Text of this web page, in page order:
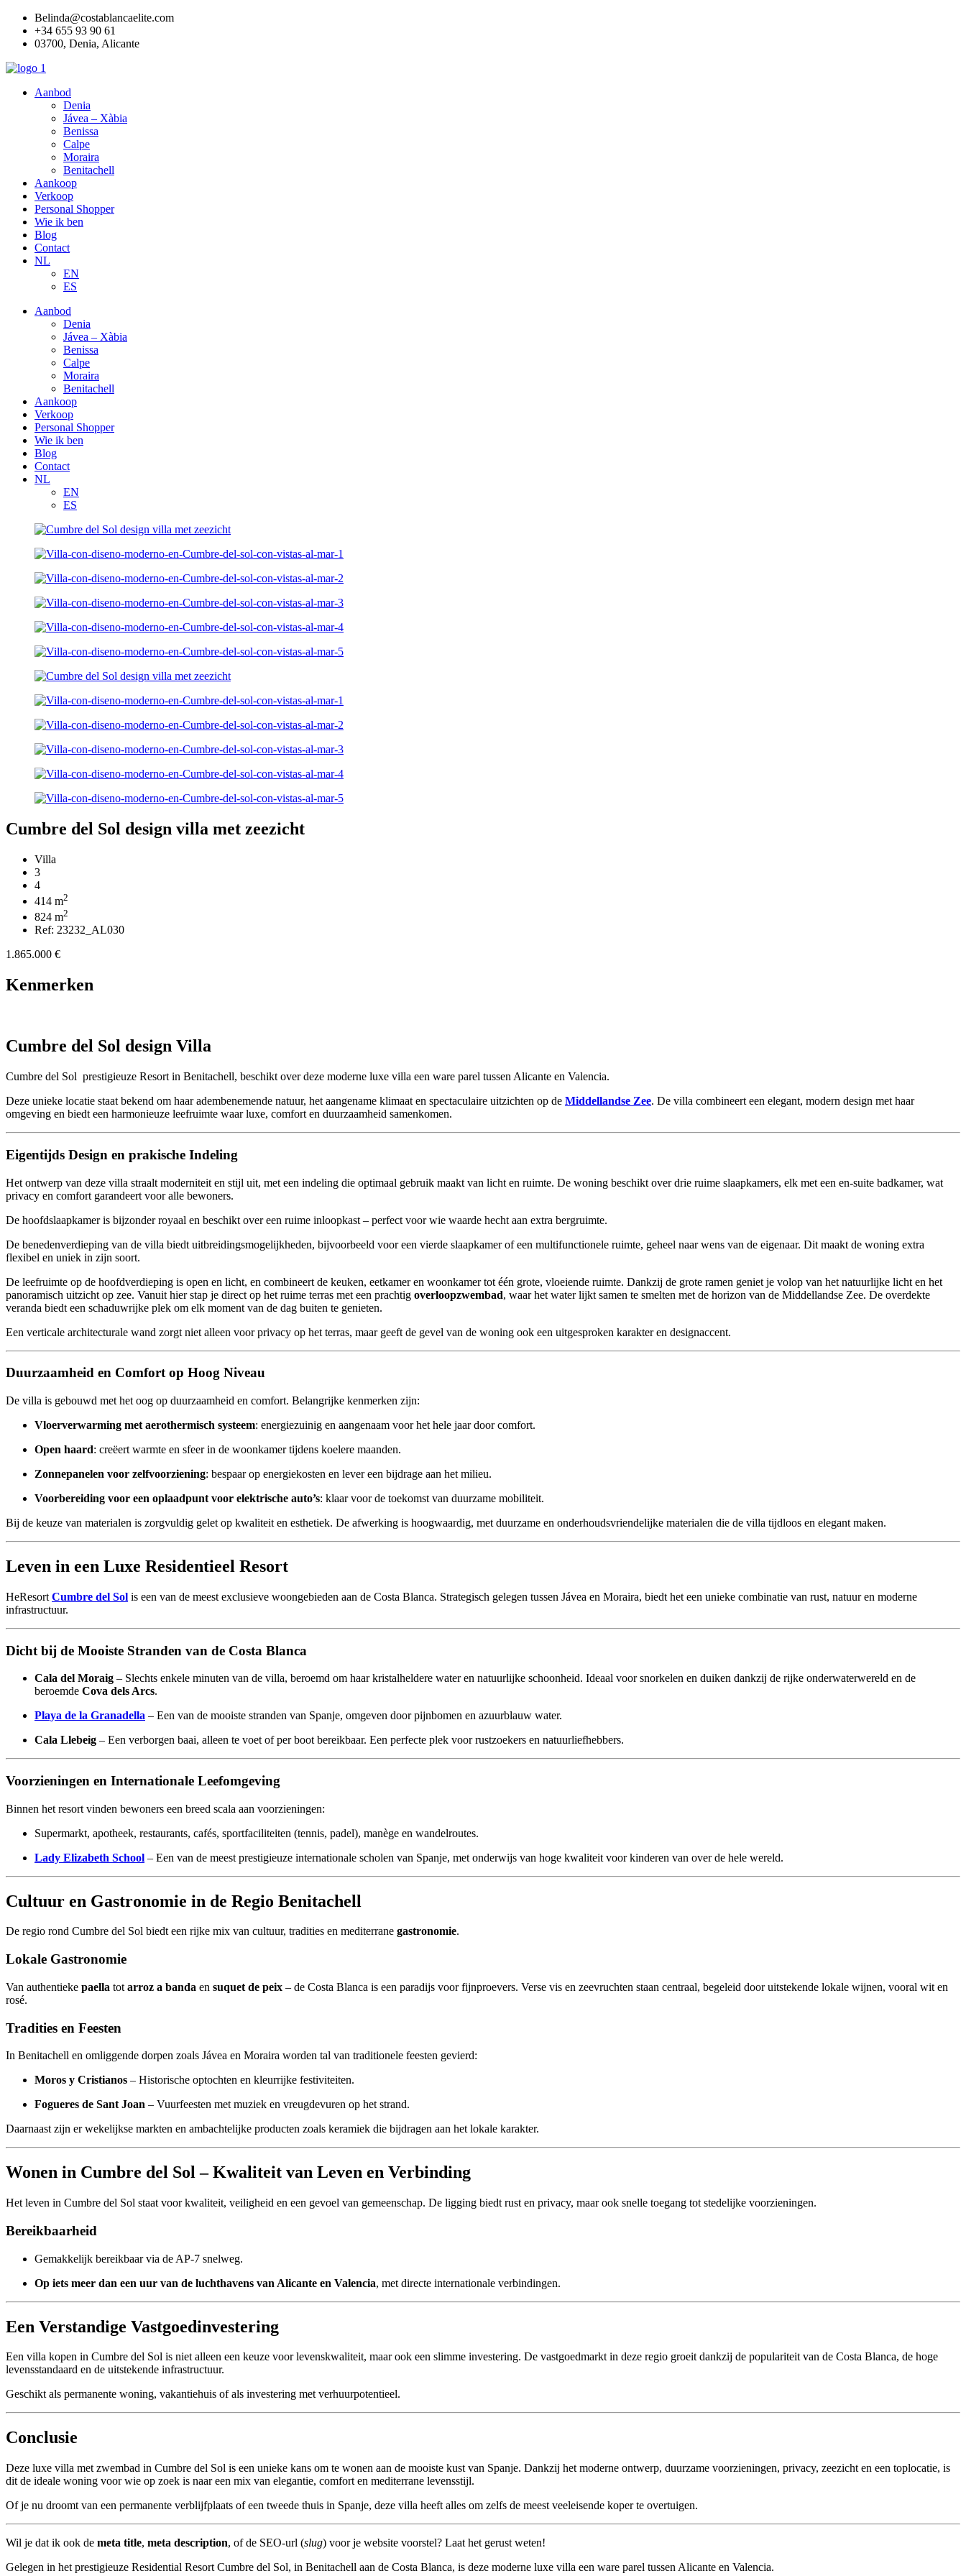
naar
Belinda@costablancaelite.com
+34 655 93 90 61​
03700, Denia, Alicante​
Aanbod
Denia
Jávea – Xàbia
Benissa
Calpe
Moraira
Benitachell
Aankoop
Verkoop
Personal Shopper
Wie ik ben
Blog
Contact
NL
EN
ES
Aanbod
Denia
Jávea – Xàbia
Benissa
Calpe
Moraira
Benitachell
Aankoop
Verkoop
Personal Shopper
Wie ik ben
Blog
Contact
NL
EN
ES
Cumbre del Sol design villa met zeezicht
Villa
3
4
414 m2
824 m2
Ref: 23232_AL030
1.865.000 €
Kenmerken
Cumbre del Sol design Villa
Cumbre del Sol prestigieuze Resort in Benitachell, beschikt over deze moderne luxe villa een ware parel tussen Alicante en Valencia.
Deze unieke locatie staat bekend om haar adembenemende natuur, het aangename klimaat en spectaculaire uitzichten op de Middellandse Zee. De villa combineert een elegant, modern design met haar
omgeving en biedt een harmonieuze leefruimte waar luxe, comfort en duurzaamheid samenkomen.
Eigentijds Design en prakische Indeling
Het ontwerp van deze villa straalt moderniteit en stijl uit, met een indeling die optimaal gebruik maakt van licht en ruimte. De woning beschikt over drie ruime slaapkamers, elk met een en-suite badkamer, wat
privacy en comfort garandeert voor alle bewoners.
De hoofdslaapkamer is bijzonder royaal en beschikt over een ruime inloopkast – perfect voor wie waarde hecht aan extra bergruimte.
De benedenverdieping van de villa biedt uitbreidingsmogelijkheden, bijvoorbeeld voor een vierde slaapkamer of een multifunctionele ruimte, geheel naar wens van de eigenaar. Dit maakt de woning extra
flexibel en uniek in zijn soort.
De leefruimte op de hoofdverdieping is open en licht, en combineert de keuken, eetkamer en woonkamer tot één grote, vloeiende ruimte. Dankzij de grote ramen geniet je volop van het natuurlijke licht en het
panoramisch uitzicht op zee. Vanuit hier stap je direct op het ruime terras met een prachtig overloopzwembad, waar het water lijkt samen te smelten met de horizon van de Middellandse Zee. De overdekte
veranda biedt een schaduwrijke plek om elk moment van de dag buiten te genieten.
Een verticale architecturale wand zorgt niet alleen voor privacy op het terras, maar geeft de gevel van de woning ook een uitgesproken karakter en designaccent.
Duurzaamheid en Comfort op Hoog Niveau
De villa is gebouwd met het oog op duurzaamheid en comfort. Belangrijke kenmerken zijn:
Vloerverwarming met aerothermisch systeem: energiezuinig en aangenaam voor het hele jaar door comfort.
Open haard: creëert warmte en sfeer in de woonkamer tijdens koelere maanden.
Zonnepanelen voor zelfvoorziening: bespaar op energiekosten en lever een bijdrage aan het milieu.
Voorbereiding voor een oplaadpunt voor elektrische auto’s: klaar voor de toekomst van duurzame mobiliteit.
Bij de keuze van materialen is zorgvuldig gelet op kwaliteit en esthetiek. De afwerking is hoogwaardig, met duurzame en onderhoudsvriendelijke materialen die de villa tijdloos en elegant maken.
Leven in een Luxe Residentieel Resort
HeResort Cumbre del Sol is een van de meest exclusieve woongebieden aan de Costa Blanca. Strategisch gelegen tussen Jávea en Moraira, biedt het een unieke combinatie van rust, natuur en moderne
infrastructuur.
Dicht bij de Mooiste Stranden van de Costa Blanca
Cala del Moraig – Slechts enkele minuten van de villa, beroemd om haar kristalheldere water en natuurlijke schoonheid. Ideaal voor snorkelen en duiken dankzij de rijke onderwaterwereld en de
beroemde Cova dels Arcs.
Playa de la Granadella – Een van de mooiste stranden van Spanje, omgeven door pijnbomen en azuurblauw water.
Cala Llebeig – Een verborgen baai, alleen te voet of per boot bereikbaar. Een perfecte plek voor rustzoekers en natuurliefhebbers.
Voorzieningen en Internationale Leefomgeving
Binnen het resort vinden bewoners een breed scala aan voorzieningen:
Supermarkt, apotheek, restaurants, cafés, sportfaciliteiten (tennis, padel), manège en wandelroutes.
Lady Elizabeth School – Een van de meest prestigieuze internationale scholen van Spanje, met onderwijs van hoge kwaliteit voor kinderen van over de hele wereld.
Cultuur en Gastronomie in de Regio Benitachell
De regio rond Cumbre del Sol biedt een rijke mix van cultuur, tradities en mediterrane gastronomie.
Lokale Gastronomie
Van authentieke paella tot arroz a banda en suquet de peix – de Costa Blanca is een paradijs voor fijnproevers. Verse vis en zeevruchten staan centraal, begeleid door uitstekende lokale wijnen, vooral wit en
rosé.
Tradities en Feesten
In Benitachell en omliggende dorpen zoals Jávea en Moraira worden tal van traditionele feesten gevierd:
Moros y Cristianos – Historische optochten en kleurrijke festiviteiten.
Fogueres de Sant Joan – Vuurfeesten met muziek en vreugdevuren op het strand.
Daarnaast zijn er wekelijkse markten en ambachtelijke producten zoals keramiek die bijdragen aan het lokale karakter.
Wonen in Cumbre del Sol – Kwaliteit van Leven en Verbinding
Het leven in Cumbre del Sol staat voor kwaliteit, veiligheid en een gevoel van gemeenschap. De ligging biedt rust en privacy, maar ook snelle toegang tot stedelijke voorzieningen.
Bereikbaarheid
Gemakkelijk bereikbaar via de AP-7 snelweg.
Op iets meer dan een uur van de luchthavens van Alicante en Valencia, met directe internationale verbindingen.
Een Verstandige Vastgoedinvestering
Een villa kopen in Cumbre del Sol is niet alleen een keuze voor levenskwaliteit, maar ook een slimme investering. De vastgoedmarkt in deze regio groeit dankzij de populariteit van de Costa Blanca, de hoge
levensstandaard en de uitstekende infrastructuur.
Geschikt als permanente woning, vakantiehuis of als investering met verhuurpotentieel.
Conclusie
Deze luxe villa met zwembad in Cumbre del Sol is een unieke kans om te wonen aan de mooiste kust van Spanje. Dankzij het moderne ontwerp, duurzame voorzieningen, privacy, zeezicht en een toplocatie, is
dit de ideale woning voor wie op zoek is naar een mix van elegantie, comfort en mediterrane levensstijl.
Of je nu droomt van een permanente verblijfplaats of een tweede thuis in Spanje, deze villa heeft alles om zelfs de meest veeleisende koper te overtuigen.
Wil je dat ik ook de meta title, meta description, of de SEO-url (slug) voor je website voorstel? Laat het gerust weten!
Gelegen in het prestigieuze Residential Resort Cumbre del Sol, in Benitachell aan de Costa Blanca, is deze moderne luxe villa een ware parel tussen Alicante en Valencia.